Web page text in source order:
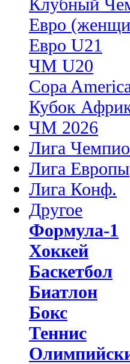
Евро
Евро U21
ЧМ U20
Copa
Кубок
ЧМ 2026
Лига
Лига Европы
Лига Конф.
Другое
Формула-1
Хоккей
Баскетбол
Биатлон
Бокс
Теннис